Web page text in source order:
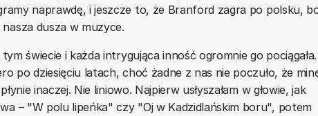
naprawdę, i jeszcze to, że Branford zagra po polsku,
dusza w muzyce.
świecie i każda intrygująca inność ogromnie go pociągała.
po dziesięciu latach, choć żadne z nas nie poczuło, że
inaczej. Nie liniowo. Najpierw usłyszałam w głowie, jak
– "W polu lipeńka" czy "Oj w Kadzidlańskim boru", potem